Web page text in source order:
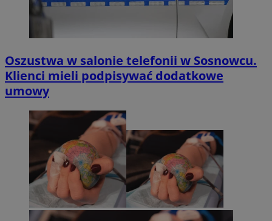
Oszustwa w salonie telefonii w Sosnowcu.
Klienci mieli podpisywać dodatkowe
umowy